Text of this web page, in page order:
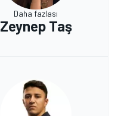
Daha fazlası
Zeynep Taş